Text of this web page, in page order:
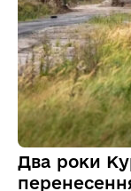
Два роки